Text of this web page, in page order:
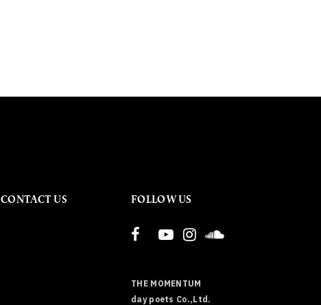
CONTACT US FOLLOW US
THE MOMENTUM
day poets Co.,Ltd.